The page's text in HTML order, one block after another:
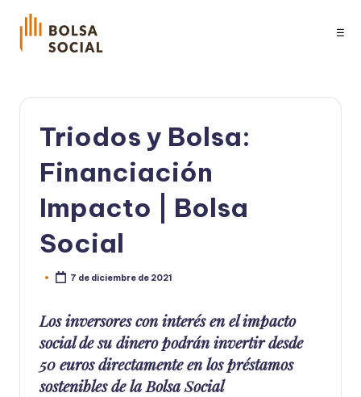
☰
Triodos y Bolsa:
Financiación
Impacto | Bolsa
Social
Publicado7 de diciembre de 2021
Los inversores con interés en el impacto
social de su dinero podrán invertir desde
50 euros directamente en los préstamos
sostenibles de la Bolsa Social